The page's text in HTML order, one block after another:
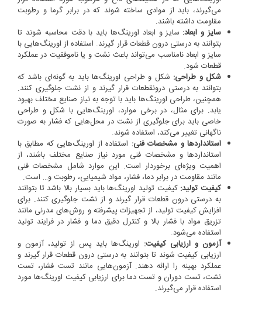
می‌گیرند، باید از موادی ساخته شوند که در برابر گرما و رطوبت
مقاومت داشته باشند.
سایز و ابعاد: سایز و ابعاد اورینگ‌ها باید با دقت محاسبه شوند تا
بتوانند به درستی درون قطعات قرار گیرند. استفاده از اورینگ‌هایی با
سایز و ابعاد نامناسب می‌تواند باعث نشت و یا ناموفقیت در عملکرد
قطعات شود.
شکل و طراحی: شکل و طراحی اورینگ‌ها باید به گونه‌ای باشد که
بتوانند به درستی درونقطعات قرار گیرند و از نشت جلوگیری کنند.
همچنین، طراحی اورینگ‌ها باید با توجه به نیاز صنایع مختلف بهبود
یابد. برای مثال، در برخی موارد، اورینگ‌هایی با شکل و طراحی
خاصی باید برای جلوگیری از نشت در محل‌هایی که فشار به صورت
ناگهانی تغییر می‌کند، استفاده شوند.
استانداردها و مشخصات فنی: استفاده از اورینگ‌هایی که مطابق با
استانداردها و مشخصات فنی مورد نیاز صنایع مختلف باشند، از
اهمیت ویژه‌ای برخوردار است. این موارد شامل مشخصات فنی
مانند مقاومت در برابر دما، فشار، مواد شیمیایی، رطوبت و… است.
کیفیت تولید: کیفیت تولید اورینگ‌ها باید بسیار بالا باشد تا بتوانند
به درستی درون قطعات قرار گیرند و از نشت جلوگیری کنند. برای
افزایش کیفیت تولید، از تجهیزات پیشرفته و روش‌های مدرنی مانند
تزریق مواد با فشار بالا و کنترل دقیق دما و فشار در فرایند تولید
استفاده می‌شود.
آزمون و ارزیابی کیفیت: اورینگ‌ها باید پس از تولید، آزمون و
ارزیابی کیفیت شوند تا بتوانند به درستی درون قطعات قرار گیرند و
عملکرد بهینه را ارائه دهند. آزمون‌هایی مانند تست فشار، تست
نشت، تست دوران و تست دما برای ارزیابی کیفیت اورینگ‌ها مورد
استفاده قرار می‌گیرند.